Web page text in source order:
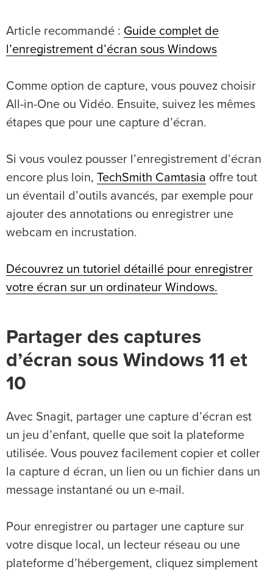
Article recommandé : Guide complet de
l’enregistrement d’écran sous Windows
Comme option de capture, vous pouvez choisir
All-in-One ou Vidéo. Ensuite, suivez les mêmes
étapes que pour une capture d’écran.
Si vous voulez pousser l’enregistrement d’écran
encore plus loin, TechSmith Camtasia offre tout
un éventail d’outils avancés, par exemple pour
ajouter des annotations ou enregistrer une
webcam en incrustation.
Découvrez un tutoriel détaillé pour enregistrer
votre écran sur un ordinateur Windows.
Partager des captures
d’écran sous Windows 11 et
10
Avec Snagit, partager une capture d’écran est
un jeu d’enfant, quelle que soit la plateforme
utilisée. Vous pouvez facilement copier et coller
la capture d écran, un lien ou un fichier dans un
message instantané ou un e-mail.
Pour enregistrer ou partager une capture sur
votre disque local, un lecteur réseau ou une
plateforme d’hébergement, cliquez simplement